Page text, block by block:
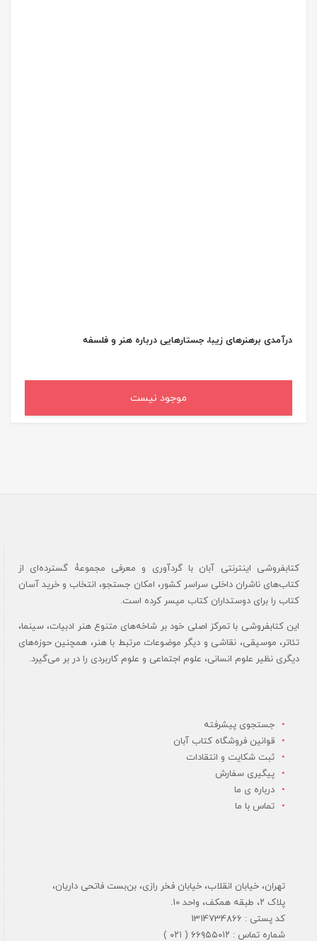
درآمدی برهنرهای زیبا، جستارهایی درباره هنر و فلسفه
موجود نیست
کتابفروشی اینترنتی آبان با گردآوری و معرفی مجموعۀ گسترده‌ای از
کتاب‌های ناشران داخلی سراسر کشور، امکان جستجو، انتخاب و خرید آسان
کتاب را برای دوستداران کتاب میسر کرده است.
این کتابفروشی با تمرکز اصلی خود بر شاخه‌های متنوع هنر ادبیات، سینما،
تئاتر، موسیقی، نقاشی و دیگر موضوعات مرتبط با هنر، همچنین حوزه‌های
دیگری نظیر علوم انسانی، علوم اجتماعی و علوم کاربردی را در بر می‌گیرد.
جستجوی پیشرفته
قوانین فروشگاه کتاب آبان
ثبت شکایت و انتقادات
پیگیری سفارش
درباره ی ما
تماس با ما
تهران، خیابان انقلاب، خیابان فخر رازی، بن‌بست فاتحی داریان،
پلاک ۲، طبقه همکف، واحد 10.
کد پستی : 1314734866
شماره تماس : ۶۶۹۵۵۰۱۲ ( ۰۲۱ )